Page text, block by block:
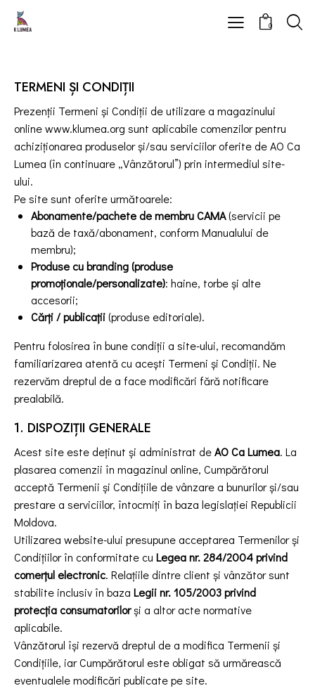
0
TERMENI ȘI CONDIȚII
Prezenții Termeni și Condiții de utilizare a magazinului
onlinewww.klumea.org sunt aplicabile comenzilor pentru
achiziționarea produselor și/sau serviciilor oferite deAO Ca
Lumea (în continuare „Vânzătorul”) prin intermediul site-
ului.
Pe site sunt oferite următoarele:
Abonamente/pachete de membru CAMA(servicii pe
bază de taxă/abonament, conform Manualului de
membru);
Produse cu branding (produse
promoționale/personalizate): haine, torbe și alte
accesorii;
Cărți / publicații(produse editoriale).
Pentru folosirea în bune condiții a site-ului, recomandăm
familiarizarea atentă cu acești Termeni și Condiții. Ne
rezervăm dreptul de a face modificări fără notificare
prealabilă.
1. DISPOZIȚII GENERALE
Acest site este deținut și administrat deAO Ca Lumea. La
plasarea comenzii în magazinul online, Cumpărătorul
acceptă Termenii și Condițiile de vânzare a bunurilor și/sau
prestare a serviciilor, întocmiți în baza legislației Republicii
Moldova.
Utilizarea website-ului presupune acceptarea Termenilor și
Condițiilor în conformitate cu Legea nr. 284/2004 privind
comerțul electronic. Relațiile dintre client și vânzător sunt
stabilite inclusiv în baza Legii nr. 105/2003 privind
protecția consumatorilorși a altor acte normative
aplicabile.
Vânzătorul își rezervă dreptul de a modifica Termenii și
Condițiile, iar Cumpărătorul este obligat să urmărească
eventualele modificări publicate pe site.